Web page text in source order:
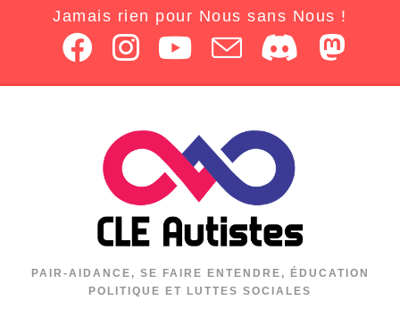
Jamais rien pour Nous sans Nous !
PAIR-AIDANCE, SE FAIRE ENTENDRE, ÉDUCATION
POLITIQUE ET LUTTES SOCIALES